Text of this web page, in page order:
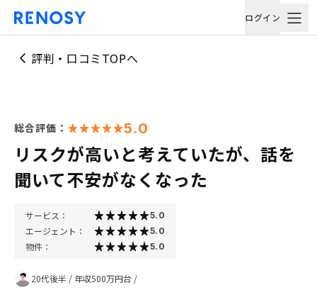
ログイン
評判・口コミTOPへ
総合評価： 5.0
リスクが高いと考えていたが、話を
聞いて不安がなくなった
サービス： 5.0
エージェント： 5.0
物件： 5.0
20代後半 / 年収500万円台 /